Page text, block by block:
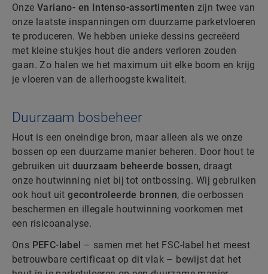
Onze Variano- en Intenso-assortimenten zijn twee van
onze laatste inspanningen om duurzame parketvloeren
te produceren. We hebben unieke dessins gecreëerd
met kleine stukjes hout die anders verloren zouden
gaan. Zo halen we het maximum uit elke boom en krijg
je vloeren van de allerhoogste kwaliteit.
Duurzaam bosbeheer
Hout is een oneindige bron, maar alleen als we onze
bossen op een duurzame manier beheren. Door hout te
gebruiken uit duurzaam beheerde bossen, draagt
onze houtwinning niet bij tot ontbossing. Wij gebruiken
ook hout uitgecontroleerde bronnen, die oerbossen
beschermen en illegale houtwinning voorkomen met
een risicoanalyse.
Ons PEFC-label – samen met het FSC-label het meest
betrouwbare certificaat op dit vlak – bewijst dat het